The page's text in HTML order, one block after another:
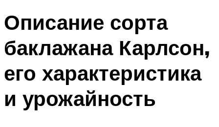
Описание сорта
баклажана Карлсон,
его характеристика
и урожайность